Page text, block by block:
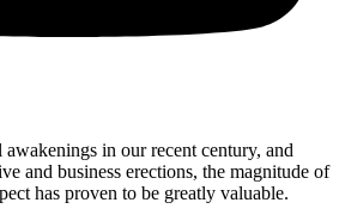
in our recent century, and
and business erections, the magnitude of
has proven to be greatly valuable.